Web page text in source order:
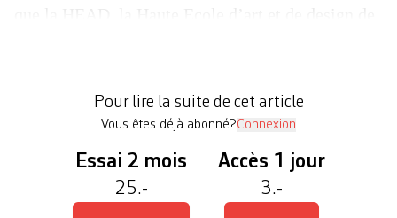
2019. Le tout avec l’aide de la […]
Pour lire la suite de cet article
Vous êtes déjà abonné?Connexion
Essai 2 mois
25.-
Accès 1 jour
3.-